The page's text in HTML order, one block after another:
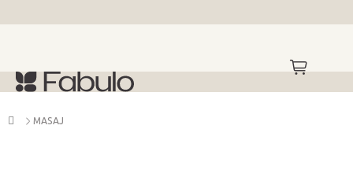
COŞ
DE
Acasă
MASAJ